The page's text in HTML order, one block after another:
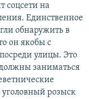
соцсети на
Единственное
обнаружить в
он якобы с
улицы. Это
заниматься
уголовный розыск